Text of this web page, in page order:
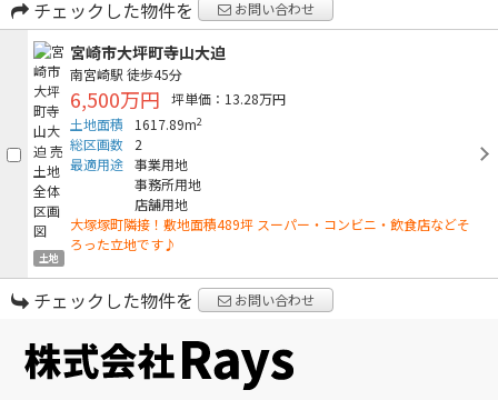
チェックした物件を
お問い合わせ
土地
宮崎市大坪町寺山大迫
南宮崎駅 徒歩45分
6,500万円
坪単価：13.28万円
土地面積
1617.89m2
総区画数
2
最適用途 事業用地
事務所用地
店舗用地
大塚塚町隣接！敷地面積489坪 スーパー・コンビニ・飲食店などそ
ろった立地です♪
チェックした物件を お問い合わせ